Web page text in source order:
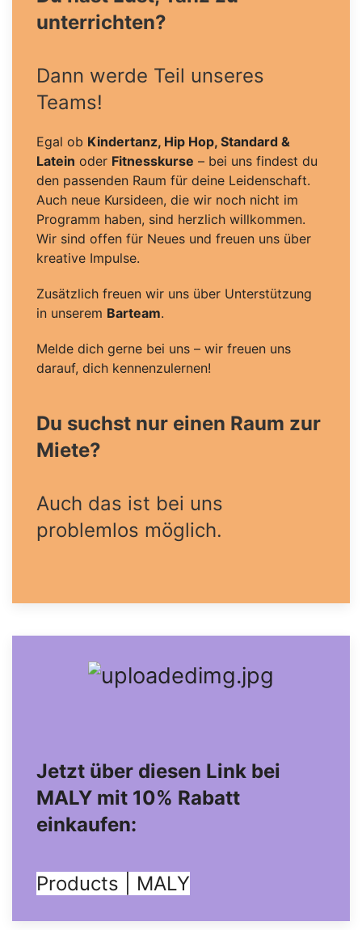
unterrichten?
Dann werde Teil unseres
Teams!
Egal ob Kindertanz, Hip Hop, Standard &
Latein oder Fitnesskurse – bei uns findest du
den passenden Raum für deine Leidenschaft.
Auch neue Kursideen, die wir noch nicht im
Programm haben, sind herzlich willkommen.
Wir sind offen für Neues und freuen uns über
kreative Impulse.
Zusätzlich freuen wir uns über Unterstützung
in unserem Barteam.
Melde dich gerne bei uns – wir freuen uns
darauf, dich kennenzulernen!
Du suchst nur einen Raum zur
Miete?
Auch das ist bei uns
problemlos möglich.
Jetzt über diesen Link bei
MALY mit 10% Rabatt
einkaufen:
Products | MALY